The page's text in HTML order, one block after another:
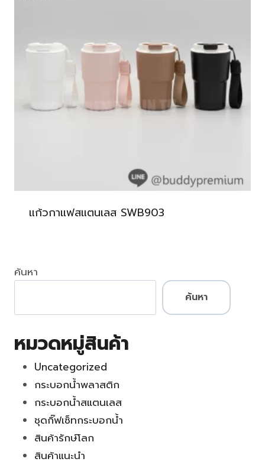
แก้วกาแฟสแตนเลส SWB903
ค้นหา
ค้นหา
หมวดหมู่สินค้า
Uncategorized
กระบอกน้ำพลาสติก
กระบอกน้ำสแตนเลส
ชุดกิ๊ฟเซ็ทกระบอกน้ำ
สินค้ารักษ์โลก
สินค้าแนะนำ